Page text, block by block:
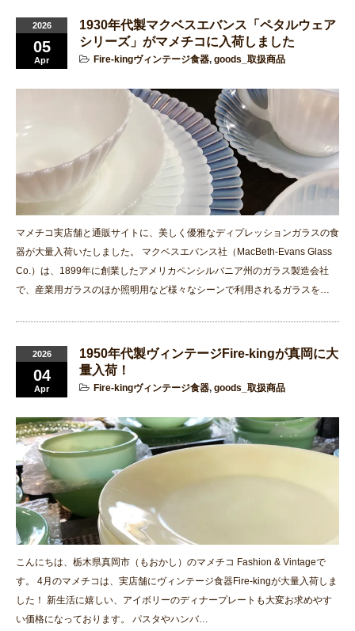
2026
05
Apr
1930年代製マクベスエバンス「ペタルウェア
シリーズ」がマメチコに入荷しました
Fire-kingヴィンテージ食器, goods_取扱商品
マメチコ実店舗と通販サイトに、美しく優雅なディプレッションガラスの食
器が大量入荷いたしました。 マクベスエバンス社（MacBeth-Evans Glass
Co.）は、1899年に創業したアメリカペンシルバニア州のガラス製造会社
で、産業用ガラスのほか照明用など様々なシーンで利用されるガラスを…
2026
04
Apr
1950年代製ヴィンテージFire-kingが真岡に大
量入荷！
Fire-kingヴィンテージ食器, goods_取扱商品
こんにちは、栃木県真岡市（もおかし）のマメチコ Fashion & Vintageで
す。 4月のマメチコは、実店舗にヴィンテージ食器Fire-kingが大量入荷しま
した！ 新生活に嬉しい、アイボリーのディナープレートも大変お求めやす
い価格になっております。 パスタやハンバ…